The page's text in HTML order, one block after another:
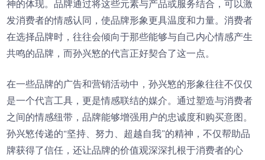
神的体现。品牌通过将这些元素与产品或服务结合，可以激
发消费者的情感认同，使品牌形象更具温度和力量。消费者
在选择品牌时，往往会倾向于那些能够与自己内心情感产生
共鸣的品牌，而孙兴慜的代言正好契合了这一点。
在一些品牌的广告和营销活动中，孙兴慜的形象往往不仅仅
是一个代言工具，更是情感联结的媒介。通过塑造与消费者
之间的情感纽带，品牌能够增强用户的忠诚度和购买意图。
孙兴慜传递的“坚持、努力、超越自我”的精神，不仅帮助品
牌获得了信任，还让品牌的价值观深深扎根于消费者的心